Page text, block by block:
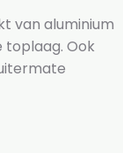
van aluminium
Ook